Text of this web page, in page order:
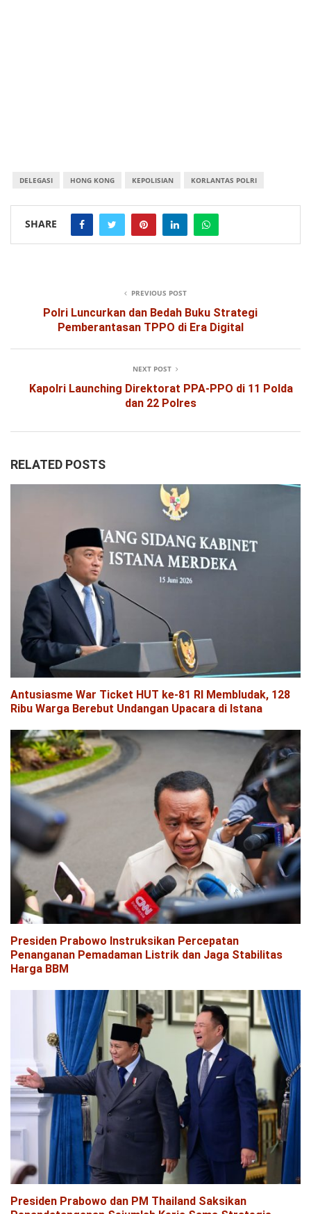
DELEGASI HONG KONG KEPOLISIAN KORLANTAS POLRI
SHARE
PREVIOUS POST
Polri Luncurkan dan Bedah Buku Strategi
Pemberantasan TPPO di Era Digital
NEXT POST
Kapolri Launching Direktorat PPA-PPO di 11 Polda
dan 22 Polres
RELATED POSTS
Antusiasme War Ticket HUT ke-81 RI Membludak, 128
Ribu Warga Berebut Undangan Upacara di Istana
Presiden Prabowo Instruksikan Percepatan
Penanganan Pemadaman Listrik dan Jaga Stabilitas
Harga BBM
Presiden Prabowo dan PM Thailand Saksikan